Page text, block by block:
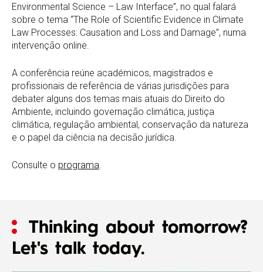
Environmental Science – Law Interface”, no qual falará
sobre o tema “The Role of Scientific Evidence in Climate
Law Processes: Causation and Loss and Damage”, numa
intervenção online.
A conferência reúne académicos, magistrados e
profissionais de referência de várias jurisdições para
debater alguns dos temas mais atuais do Direito do
Ambiente, incluindo governação climática, justiça
climática, regulação ambiental, conservação da natureza
e o papel da ciência na decisão jurídica.
Consulte o programa.
Thinking about tomorrow?
Let's talk today.